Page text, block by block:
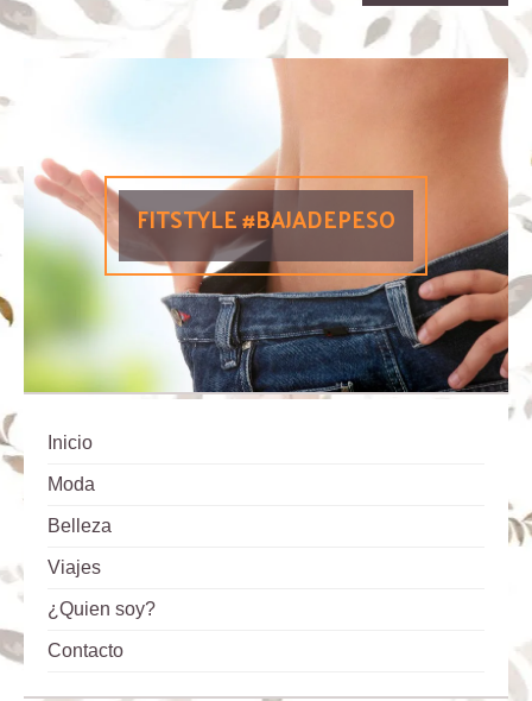
FITSTYLE #BAJADEPESO
Inicio
Moda
Belleza
Viajes
¿Quien soy?
Contacto